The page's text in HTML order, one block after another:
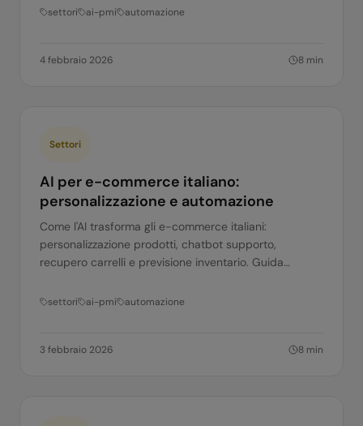
settori ai-pmi automazione
4 febbraio 2026 8 min
Settori
AI per e-commerce italiano:
personalizzazione e automazione
Come l'AI trasforma gli e-commerce italiani:
personalizzazione prodotti, chatbot supporto,
recupero carrelli e previsione inventario. Guida
settori ai-pmi automazione
3 febbraio 2026 8 min